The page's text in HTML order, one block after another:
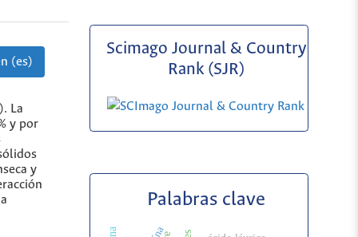
(es)
La
y por
y
Scimago Journal & Country
Rank (SJR)
Palabras clave